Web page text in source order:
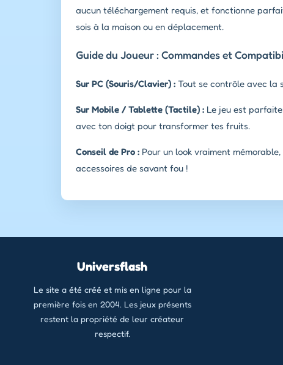
aucun téléchargement requis, et fonctionne
sois à la maison ou en déplacement.
Guide du Joueur : Commandes et
Sur PC (Souris/Clavier) : Tout se contrôle avec la
Sur Mobile / Tablette (Tactile) : Le jeu est
avec ton doigt pour transformer tes fruits.
Conseil de Pro : Pour un look vraiment
accessoires de savant fou !
Universflash
Le site a été créé et mis en ligne pour la
première fois en 2004. Les jeux présents
restent la propriété de leur créateur
respectif.